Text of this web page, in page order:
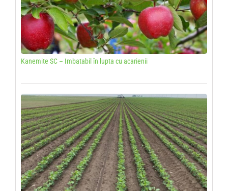
Kanemite SC – Imbatabil în lupta cu acarienii